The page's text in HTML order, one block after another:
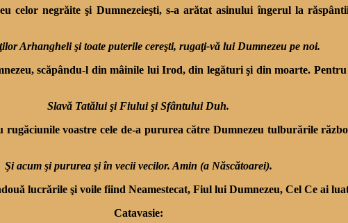
celor negrăite şi Dumnezeieşti, s-a arătat asinului îngerul la
Arhangheli şi toate puterile cereşti, rugaţi-vă lui Dumnezeu pe noi.
scăpându-l din mâinile lui Irod, din legături şi din moarte. Pentru
Slavă Tatălui şi Fiului şi Sfântului Duh.
voastre cele de-a pururea către Dumnezeu tulburările
Şi acum şi pururea şi în vecii vecilor. Amin (a Născătoarei).
lucrările şi voile fiind Neamestecat, Fiul lui Dumnezeu, Cel Ce ai
Catavasie: